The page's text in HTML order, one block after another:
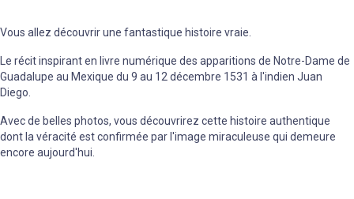
Vous allez découvrir une fantastique histoire vraie.
Le récit inspirant en livre numérique des apparitions de Notre-Dame de
Guadalupe au Mexique du 9 au 12 décembre 1531 à l'indien Juan
Diego.
Avec de belles photos, vous découvrirez cette histoire authentique
dont la véracité est confirmée par l'image miraculeuse qui demeure
encore aujourd'hui.